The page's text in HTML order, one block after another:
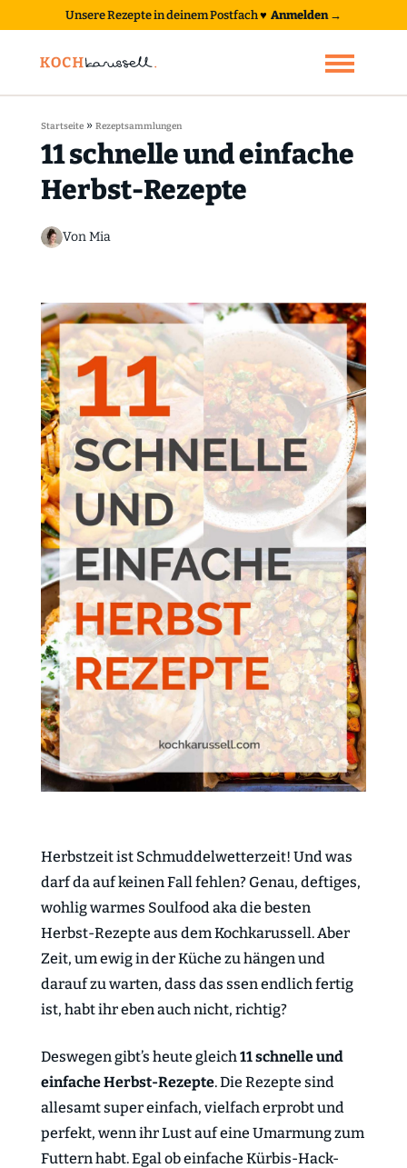
Unsere Rezepte in deinem Postfach♥ Anmelden →
Startseite» Rezeptsammlungen
11 schnelle und einfache
Herbst-Rezepte
Von Mia
Herbstzeit ist Schmuddelwetterzeit! Und was
darf da auf keinen Fall fehlen? Genau, deftiges,
wohlig warmes Soulfood aka die besten
Herbst-Rezepte aus dem Kochkarussell. Aber
Zeit, um ewig in der Küche zu hängen und
darauf zu warten, dass das ssen endlich fertig
ist, habt ihr eben auch nicht, richtig?
Deswegen gibt’s heute gleich 11 schnelle und
einfache Herbst-Rezepte. Die Rezepte sind
allesamt super einfach, vielfach erprobt und
perfekt, wenn ihr Lust auf eine Umarmung zum
Futtern habt. Egal ob einfache Kürbis-Hack-